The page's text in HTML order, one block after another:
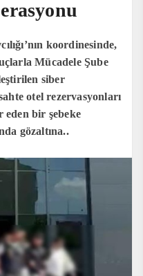
koordinesinde,
Mücadele Şube
siber
otel rezervasyonları
eden bir şebeke
gözaltına..